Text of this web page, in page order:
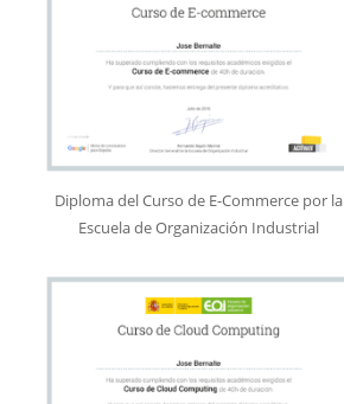
Diploma del Curso de E-Commerce por la
Escuela de Organización Industrial